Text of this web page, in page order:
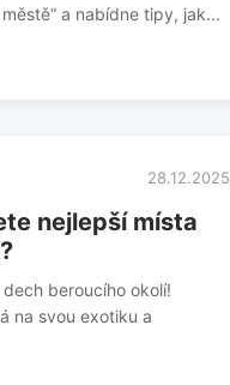
a nabídne tipy, jak...
28.12.2025
nejlepší místa
beroucího okolí!
na svou exotiku a